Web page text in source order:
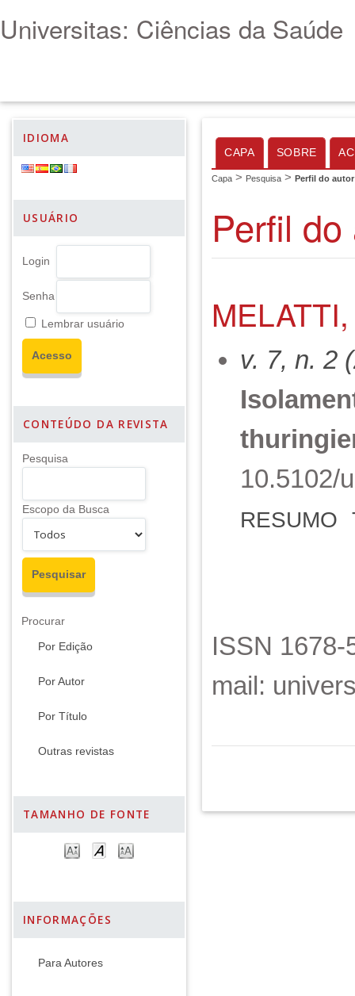
Universitas: Ciências da Saúde
IDIOMA
USUÁRIO
Login
Senha
Lembrar usuário
CONTEÚDO DA REVISTA
Pesquisa
Escopo da Busca
Procurar
Por Edição
Por Autor
Por Título
Outras revistas
TAMANHO DE FONTE
INFORMAÇÕES
Para Autores
CAPA SOBRE
Capa > Pesquisa > Perfil do autor
Perfil
v. 7, n. 2
10.5102/
RESUMO
ISSN
mail: